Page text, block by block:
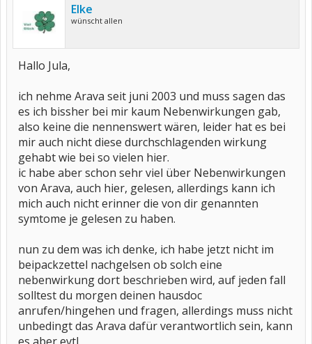
Elke
wünscht allen
Hallo Jula,
ich nehme Arava seit juni 2003 und muss sagen das
es ich bissher bei mir kaum Nebenwirkungen gab,
also keine die nennenswert wären, leider hat es bei
mir auch nicht diese durchschlagenden wirkung
gehabt wie bei so vielen hier.
ic habe aber schon sehr viel über Nebenwirkungen
von Arava, auch hier, gelesen, allerdings kann ich
mich auch nicht erinner die von dir genannten
symtome je gelesen zu haben.
nun zu dem was ich denke, ich habe jetzt nicht im
beipackzettel nachgelsen ob solch eine
nebenwirkung dort beschrieben wird, auf jeden fall
solltest du morgen deinen hausdoc
anrufen/hingehen und fragen, allerdings muss nicht
unbedingt das Arava dafür verantwortlich sein, kann